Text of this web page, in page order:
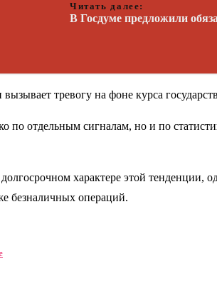
Читать далее:
В Госдуме предложили
тревогу на фоне курса
по отдельным сигналам, но и по
характере этой тенденции,
безналичных операций.